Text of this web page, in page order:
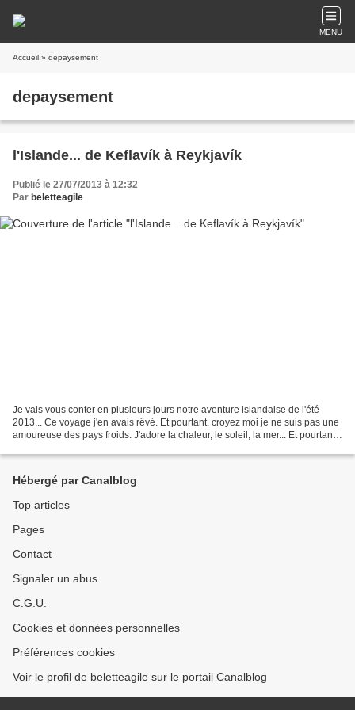
MENU
Accueil » depaysement
depaysement
l'Islande... de Keflavík à Reykjavík
Publié le 27/07/2013 à 12:32
Par beletteagile
Je vais vous conter en plusieurs jours notre aventure islandaise de l'été
2013... Ce voyage j'en avais rêvé. Et pourtant, croyez moi je ne suis pas une
amoureuse des pays froids. J'adore la chaleur, le soleil, la mer... Et pourtant,
Hébergé par Canalblog
Top articles
Pages
Contact
Signaler un abus
C.G.U.
Cookies et données personnelles
Préférences cookies
Voir le profil de beletteagile sur le portail Canalblog